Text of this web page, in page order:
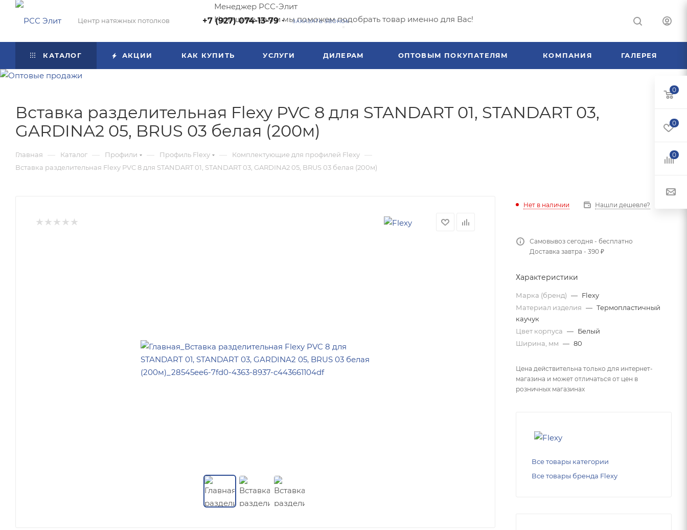
Менеджер РСС-Элит
Напишите нам и мы поможем подобрать товар именно для Вас!
Центр натяжных потолков +7 (927) 074-13-79 ЗАКАЗАТЬ ЗВОНОК
КАТАЛОГ АКЦИИ КАК КУПИТЬ УСЛУГИ ДИЛЕРАМ ОПТОВЫМ ПОКУПАТЕЛЯМ КОМПАНИЯ ГАЛЕРЕЯ
Вставка разделительная Flexy PVC 8 для STANDART 01, STANDART 03,
GARDINA2 05, BRUS 03 белая (200м)
Главная — Каталог — Профили — Профиль Flexy — Комплектующие для профилей Flexy —
Вставка разделительная Flexy PVC 8 для STANDART 01, STANDART 03, GARDINA2 05, BRUS 03 белая (200м)
Нет в наличии Нашли дешевле?
Самовывоз сегодня - бесплатно
Доставка завтра - 390 ₽
Характеристики
Марка (бренд) — Flexy
Материал изделия — Термопластичный
каучук
Цвет корпуса — Белый
Ширина, мм — 80
Цена действительна только для интернет-
магазина и может отличаться от цен в
розничных магазинах
Все товары категории
Все товары бренда Flexy
0
0
0